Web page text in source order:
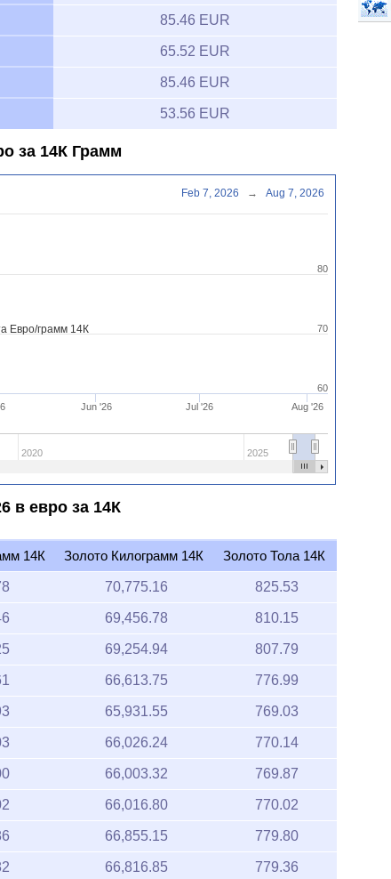
85.46 EUR
65.52 EUR
85.46 EUR
53.56 EUR
за 14К Грамм
Евро/грамм 14К
Jun '26 Jul '26 Aug '26
2020 2025
60
70
80
Feb 7, 2026 → Aug 7, 2026
в евро за 14К
14К Золото Килограмм 14К Золото Тола 14К
70,775.16 825.53
69,456.78 810.15
69,254.94 807.79
66,613.75 776.99
65,931.55 769.03
66,026.24 770.14
66,003.32 769.87
66,016.80 770.02
66,855.15 779.80
66,816.85 779.36